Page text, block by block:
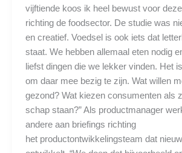
vijftiende koos ik heel bewust voor
richting de foodsector. De studie was
en creatief. Voedsel is ook iets dat
staat. We hebben allemaal eten nodig
liefst dingen die we lekker vinden. Het
om daar mee bezig te zijn. Wat willen
gezond? Wat kiezen consumenten als
schap staan?” Als productmanager
andere aan briefings richting
het productontwikkelingsteam dat